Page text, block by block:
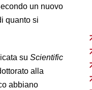
un nuovo
quanto si
su Scientific
alla
abbiano